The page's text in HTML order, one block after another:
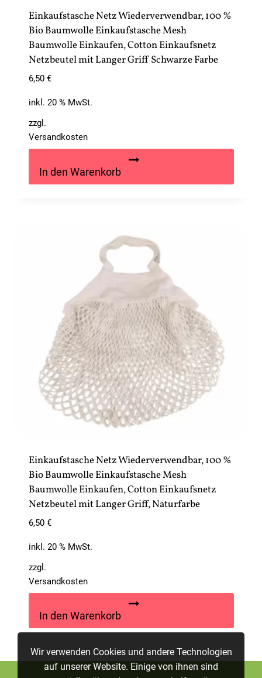
Einkaufstasche Netz Wiederverwendbar, 100 %
Bio Baumwolle Einkaufstasche Mesh
Baumwolle Einkaufen, Cotton Einkaufsnetz
Netzbeutel mit Langer Griff Schwarze Farbe
6,50 €
inkl. 20 % MwSt.
zzgl.
Versandkosten
In den Warenkorb
Einkaufstasche Netz Wiederverwendbar, 100 %
Bio Baumwolle Einkaufstasche Mesh
Baumwolle Einkaufen, Cotton Einkaufsnetz
Netzbeutel mit Langer Griff, Naturfarbe
6,50 €
inkl. 20 % MwSt.
zzgl.
Versandkosten
In den Warenkorb
Wir verwenden Cookies und andere Technologien
auf unserer Website. Einige von ihnen sind